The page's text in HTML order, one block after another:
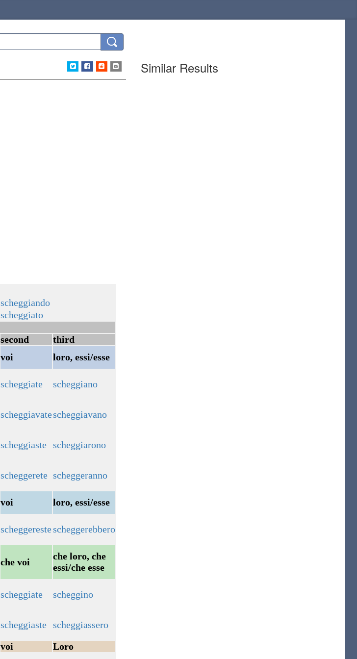
scheggiando
scheggiato
second
third
voi loro, essi/esse
scheggiate scheggiano
scheggiavatescheggiavano
scheggiaste scheggiarono
scheggerete scheggeranno
voi loro, essi/esse
scheggerestescheggerebbero
che voi
che loro, che
essi/che esse
scheggiate scheggino
scheggiaste scheggiassero
voi
Loro
Similar Results